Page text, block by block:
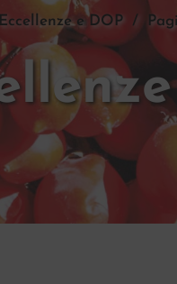
e DOP /